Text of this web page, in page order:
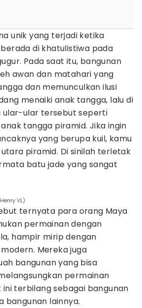
unik yang terjadi ketika
di khatulistiwa pada
Pada saat itu, bangunan
awan dan matahari yang
dan memunculkan ilusi
menaiki anak tangga, lalu di
ular-ular tersebut seperti
tangga piramid. Jika ingin
yang berupa kuil, kamu
utara piramid. Di sinilah terletak
batu jade yang sangat
VL)
ternyata para orang Maya
permainan dengan
hampir mirip dengan
Mereka juga
bangunan yang bisa
permainan
terbilang sebagai bangunan
bangunan lainnya.